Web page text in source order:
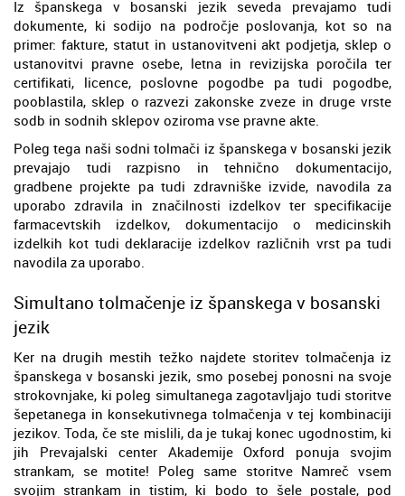
Iz španskega v bosanski jezik seveda prevajamo tudi
dokumente, ki sodijo na področje poslovanja, kot so na
primer: fakture, statut in ustanovitveni akt podjetja, sklep o
ustanovitvi pravne osebe, letna in revizijska poročila ter
certifikati, licence, poslovne pogodbe pa tudi pogodbe,
pooblastila, sklep o razvezi zakonske zveze in druge vrste
sodb in sodnih sklepov oziroma vse pravne akte.
Poleg tega naši sodni tolmači iz španskega v bosanski jezik
prevajajo tudi razpisno in tehnično dokumentacijo,
gradbene projekte pa tudi zdravniške izvide, navodila za
uporabo zdravila in značilnosti izdelkov ter specifikacije
farmacevtskih izdelkov, dokumentacijo o medicinskih
izdelkih kot tudi deklaracije izdelkov različnih vrst pa tudi
navodila za uporabo.
Simultano tolmačenje iz španskega v bosanski
jezik
Ker na drugih mestih težko najdete storitev tolmačenja iz
španskega v bosanski jezik, smo posebej ponosni na svoje
strokovnjake, ki poleg simultanega zagotavljajo tudi storitve
šepetanega in konsekutivnega tolmačenja v tej kombinaciji
jezikov. Toda, če ste mislili, da je tukaj konec ugodnostim, ki
jih Prevajalski center Akademije Oxford ponuja svojim
strankam, se motite! Poleg same storitve Namreč vsem
svojim strankam in tistim, ki bodo to šele postale, pod